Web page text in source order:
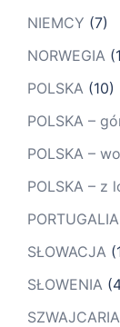
NIEMCY (7)
NORWEGIA
POLSKA (10)
POLSKA –
POLSKA –
POLSKA – z
PORTUGALIA
SŁOWACJA
SŁOWENIA
SZWAJCARIA